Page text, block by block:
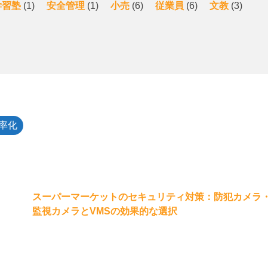
習塾 (1) 安全管理 (1) 小売 (6) 従業員 (6) 文教 (3)
化
スーパーマーケットのセキュリティ対策：防犯カメラ・
監視カメラとVMSの効果的な選択